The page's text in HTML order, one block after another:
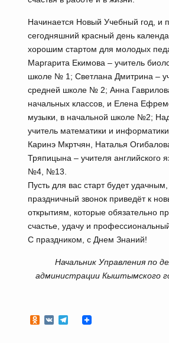
Начинается Новый Учебный год, и
сегодняшний красный день
хорошим стартом для молодых
Маргарита Екимова – учитель
школе № 1; Светлана Дмитрина –
средней школе № 2; Анна
начальных классов, и Елена
музыки, в начальной школе №2;
учитель математики и
Каринэ Мкртчян, Наталья
Тряпицына – учителя английского
№4, №13.
Пусть для вас старт будет
праздничный звонок приведёт к
открытиям, которые обязательно
счастье, удачу и
С праздником, с Днем Знаний!
Начальник Управления по
администрации Кыштымского
Odnoklassniki
VKTelegram